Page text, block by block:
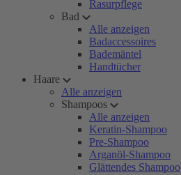
Rasurpflege
Bad
Alle anzeigen
Badaccessoires
Bademäntel
Handtücher
Haare
Alle anzeigen
Shampoos
Alle anzeigen
Keratin-Shampoo
Pre-Shampoo
Arganöl-Shampoo
Glättendes Shampoo